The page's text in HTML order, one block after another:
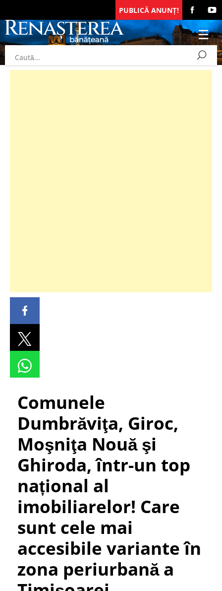
PUBLICĂ ANUNȚ!
Comunele
Dumbrăviţa, Giroc,
Moşniţa Nouă şi
Ghiroda, într-un top
național al
imobiliarelor! Care
sunt cele mai
accesibile variante în
zona periurbană a